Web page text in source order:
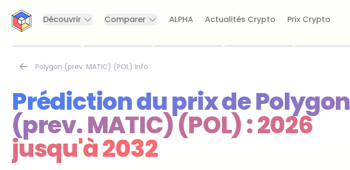
CryptoTicker
Découvrir
Comparer ALPHA Actualités Crypto Prix Crypto
Polygon (prev. MATIC) (POL) Info
Prédiction du prix de Polygon
(prev. MATIC) (POL) : 2026
jusqu'à 2032